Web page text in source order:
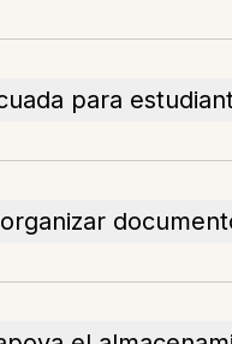
para